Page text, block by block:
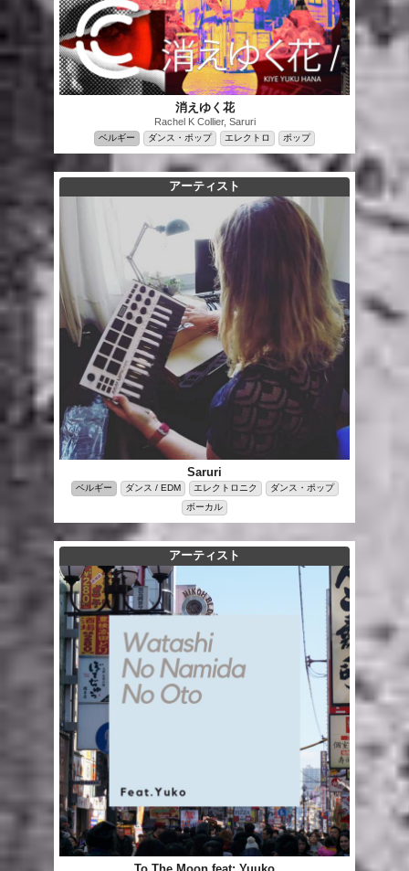
消えゆく花
Rachel K Collier, Saruri
ベルギー ダンス・ポップ エレクトロ ポップ
アーティスト
Saruri
ベルギー ダンス / EDM エレクトロニク
ダンス・ポップ
ボーカル
アーティスト